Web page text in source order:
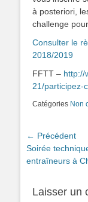
à posteriori,
challenge
Consulter le
2018/2019
FFTT – http://
21/participez-
Catégories Non
Navigation
de
l’article
← Précédent
Article
précédent :
Soirée
entraîneurs à
Laisser un